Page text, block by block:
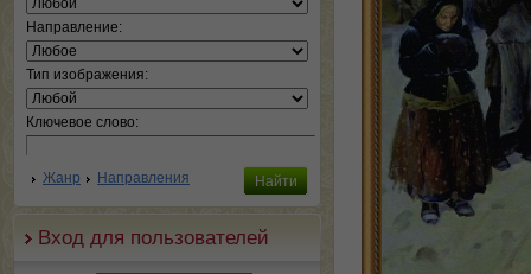
Направление:
Тип изображения:
Ключевое слово:
Жанр Направления
Вход для пользователей